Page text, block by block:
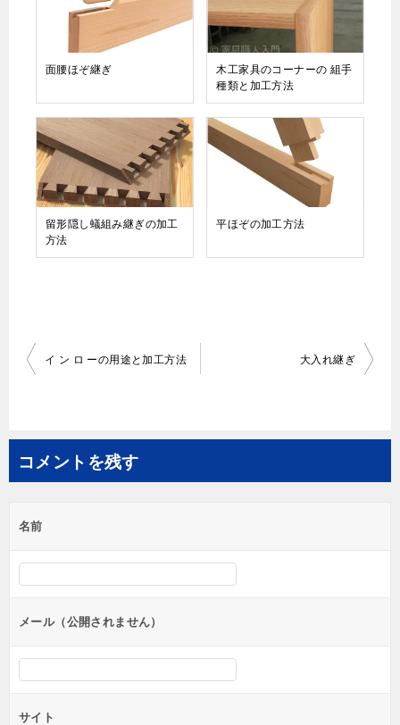
面腰ほぞ継ぎ
木工家具のコーナーの 組手
種類と加工方法
留形隠し蟻組み継ぎの加工
方法
平ほぞの加工方法
投
ビ
ゲ
シ
ン
イ ン ロ ーの用途と加工方法 大入れ継ぎ
コメントを残す
名前
メール（公開されません）
サイト